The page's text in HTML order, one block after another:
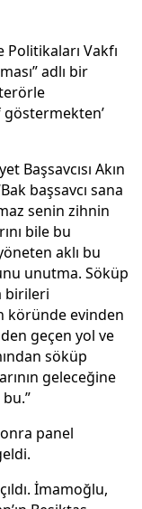
Vakfı
adlı bir
Başsavcısı Akın
başsavcı sana
senin zihnin
bile bu
aklı bu
unutma. Söküp
birileri
köründe evinden
geçen yol ve
söküp
geleceğine
panel
İmamoğlu,